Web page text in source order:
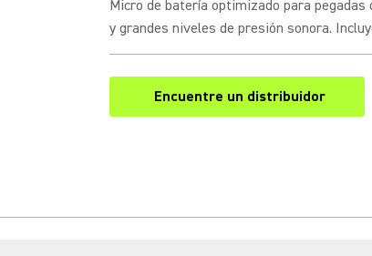
Micro de batería optimizado para pegadas
y grandes niveles de presión sonora.
Encuentre un distribuidor
(Opens in a new tab)